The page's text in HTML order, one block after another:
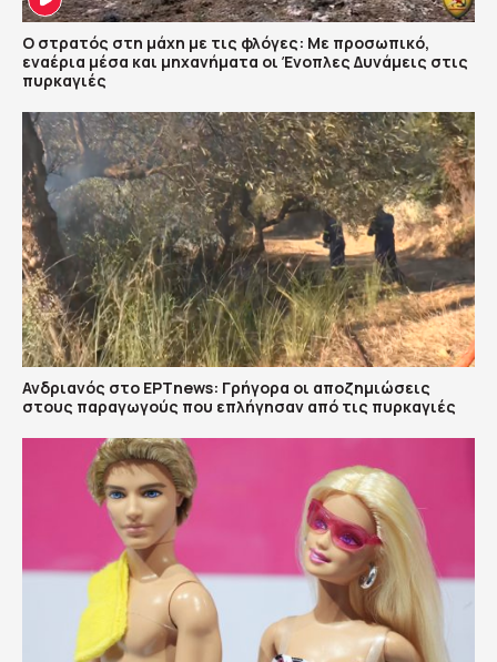
Ο στρατός στη μάχη με τις φλόγες: Με προσωπικό,
εναέρια μέσα και μηχανήματα οι Ένοπλες Δυνάμεις στις
πυρκαγιές
Ανδριανός στο ΕΡΤnews: Γρήγορα οι αποζημιώσεις
στους παραγωγούς που επλήγησαν από τις πυρκαγιές